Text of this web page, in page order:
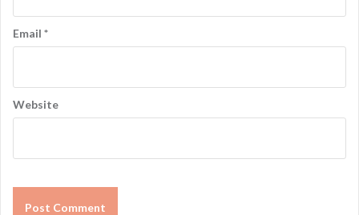
n
Email *
Website